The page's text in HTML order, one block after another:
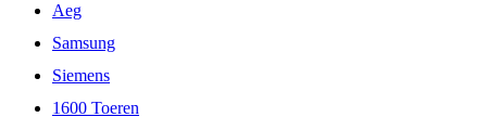
Aeg
Samsung
Siemens
1600 Toeren